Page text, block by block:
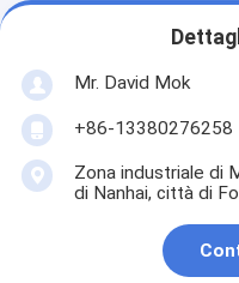
Mr. David Mok
+86-13380276258
Zona industriale di
di Nanhai, città di